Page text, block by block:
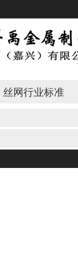
丝网行业标准